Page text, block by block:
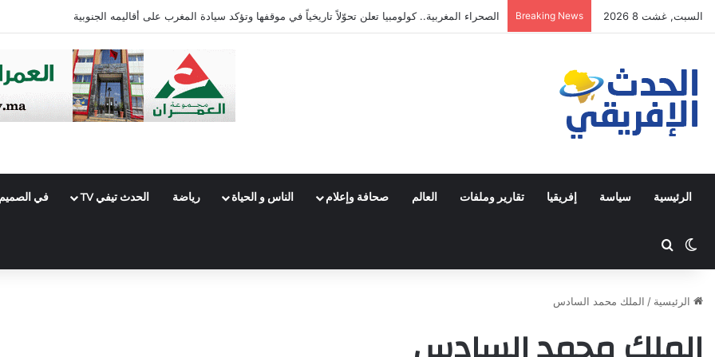
السبت, غشت 8 2026 Breaking News برشلونة يوافق على إعارة رونالد أراوخو إلى ليفربول لموسم واحد
الرئيسية سياسة إفريقيا تقارير وملفات العالم صحافة وإعلام الناس و الحياة رياضة الحدث تيفي TV في الصميم
Switch skin
الرئيسية / الملك محمد السادس